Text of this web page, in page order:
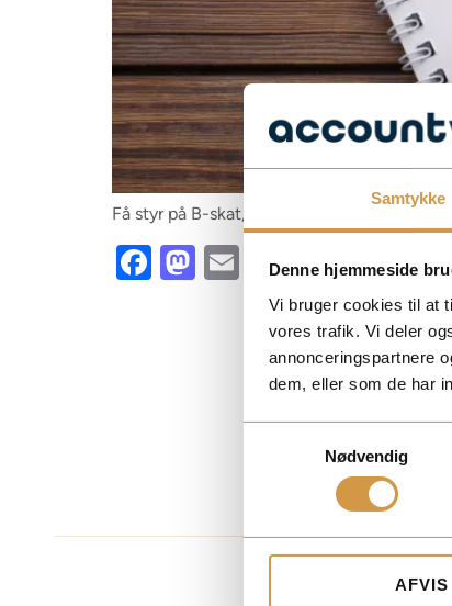
Samtykke
Denne hjemmeside
Vi bruger cookies til at
vores trafik. Vi deler
annonceringspartnere
dem, eller som de har
Nødvendig
AFVIS
Få styr på B-skat, betaling, beregning og
Facebook
Mastodon
Email
Share